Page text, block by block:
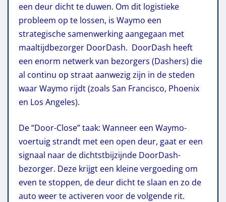
een deur dicht te duwen. Om dit logistieke
probleem op te lossen, is Waymo een
strategische samenwerking aangegaan met
maaltijdbezorger DoorDash. DoorDash heeft
een enorm netwerk van bezorgers (Dashers) die
al continu op straat aanwezig zijn in de steden
waar Waymo rijdt (zoals San Francisco, Phoenix
en Los Angeles).
De “Door-Close” taak: Wanneer een Waymo-
voertuig strandt met een open deur, gaat er een
signaal naar de dichtstbijzijnde DoorDash-
bezorger. Deze krijgt een kleine vergoeding om
even te stoppen, de deur dicht te slaan en zo de
auto weer te activeren voor de volgende rit.